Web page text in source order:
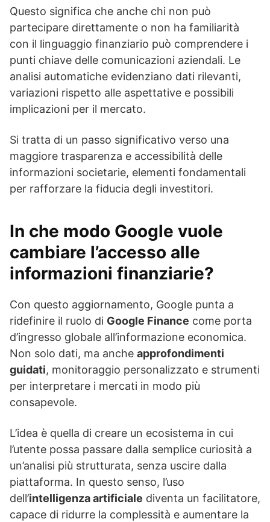
Questo significa che anche chi non può
partecipare direttamente o non ha familiarità
con il linguaggio finanziario può comprendere i
punti chiave delle comunicazioni aziendali. Le
analisi automatiche evidenziano dati rilevanti,
variazioni rispetto alle aspettative e possibili
implicazioni per il mercato.
Si tratta di un passo significativo verso una
maggiore trasparenza e accessibilità delle
informazioni societarie, elementi fondamentali
per rafforzare la fiducia degli investitori.
In che modo Google vuole
cambiare l’accesso alle
informazioni finanziarie?
Con questo aggiornamento, Google punta a
ridefinire il ruolo di Google Finance come porta
d’ingresso globale all’informazione economica.
Non solo dati, ma anche approfondimenti
guidati, monitoraggio personalizzato e strumenti
per interpretare i mercati in modo più
consapevole.
L’idea è quella di creare un ecosistema in cui
l’utente possa passare dalla semplice curiosità a
un’analisi più strutturata, senza uscire dalla
piattaforma. In questo senso, l’uso
dell’intelligenza artificiale diventa un facilitatore,
capace di ridurre la complessità e aumentare la